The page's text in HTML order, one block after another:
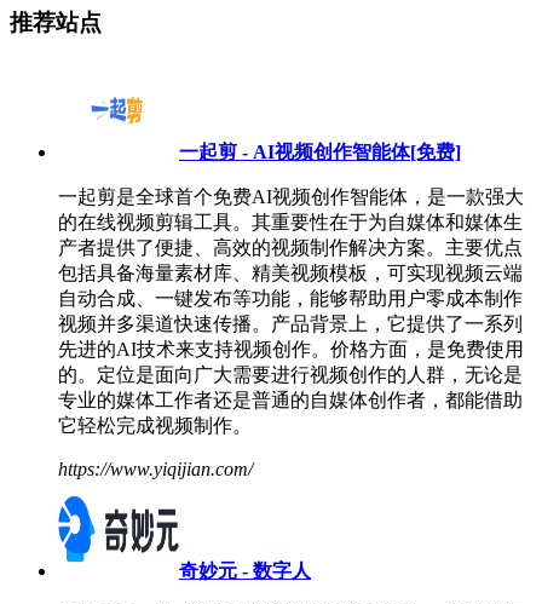
推荐站点
一起剪 - AI视频创作智能体[免费]
一起剪是全球首个免费AI视频创作智能体，是一款强大
的在线视频剪辑工具。其重要性在于为自媒体和媒体生
产者提供了便捷、高效的视频制作解决方案。主要优点
包括具备海量素材库、精美视频模板，可实现视频云端
自动合成、一键发布等功能，能够帮助用户零成本制作
视频并多渠道快速传播。产品背景上，它提供了一系列
先进的AI技术来支持视频创作。价格方面，是免费使用
的。定位是面向广大需要进行视频创作的人群，无论是
专业的媒体工作者还是普通的自媒体创作者，都能借助
它轻松完成视频制作。
https://www.yiqijian.com/
奇妙元 - 数字人